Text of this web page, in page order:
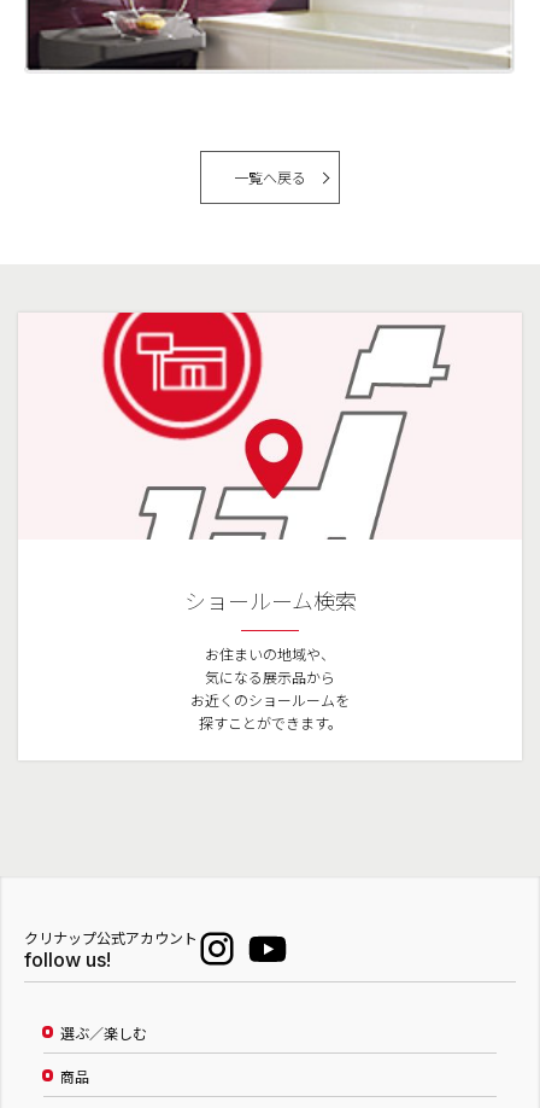
一覧へ戻る
ショールーム検索
お住まいの地域や、
気になる展示品から
お近くのショールームを
探すことができます。
クリナップ公式アカウント
follow us!
選ぶ／楽しむ
商品